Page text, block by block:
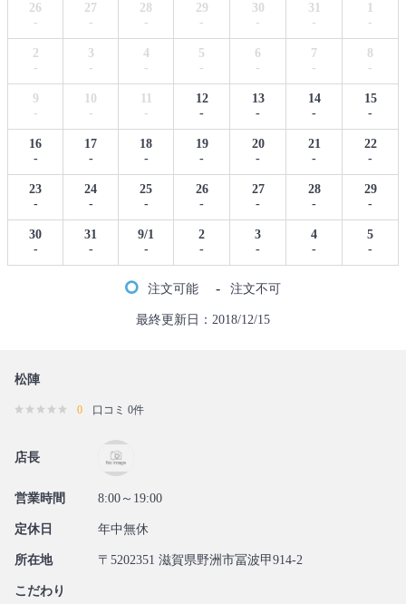
26
-
27
-
28
-
29
-
30
-
31
-
1
-
2
-
3
-
4
-
5
-
6
-
7
-
8
-
9
-
10
-
11
-
12
-
13
-
14
-
15
-
16
-
17
-
18
-
19
-
20
-
21
-
22
-
23
-
24
-
25
-
26
-
27
-
28
-
29
-
30
-
31
-
9/1
-
2
-
3
-
4
-
5
-
注文可能 - 注文不可
最終更新日：2018/12/15
松陣
0 口コミ 0件
店長
営業時間 8:00～19:00
定休日 年中無休
所在地 〒5202351 滋賀県野洲市冨波甲914-2
こだわり